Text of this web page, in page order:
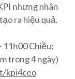
nhưng nhân
ra hiệu quả.
11h00 Chiều:
trong 4 ngày)
kpi4ceo